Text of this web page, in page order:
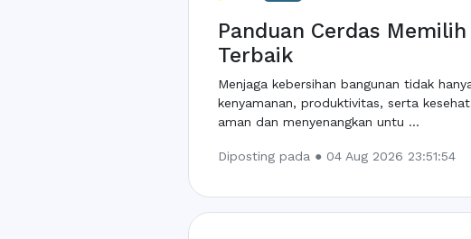
Panduan Cerdas
Terbaik
Menjaga kebersihan bangunan tidak
kenyamanan, produktivitas, serta
aman dan menyenangkan untu ...
Diposting pada ● 04 Aug 2026 23:51:54